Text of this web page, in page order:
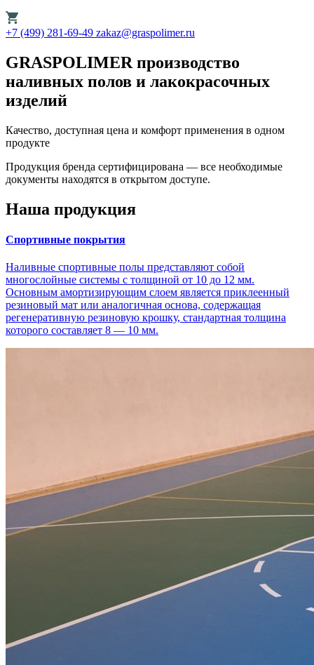
+7 (499) 281-69-49 zakaz@graspolimer.ru
GRASPOLIMER производство
наливных полов и лакокрасочных
изделий
Качество, доступная цена и комфорт применения в одном
продукте
Продукция бренда сертифицирована — все необходимые
документы находятся в открытом доступе.
Наша продукция
Спортивные покрытия
Наливные спортивные полы представляют собой
многослойные системы с толщиной от 10 до 12 мм.
Основным амортизирующим слоем является приклеенный
резиновый мат или аналогичная основа, содержащая
регенеративную резиновую крошку, стандартная толщина
которого составляет 8 — 10 мм.